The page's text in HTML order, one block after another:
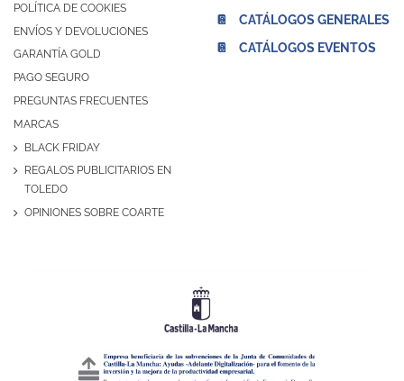
POLÍTICA DE COOKIES
ENVÍOS Y DEVOLUCIONES
GARANTÍA GOLD
PAGO SEGURO
PREGUNTAS FRECUENTES
MARCAS
BLACK FRIDAY
REGALOS PUBLICITARIOS EN
TOLEDO
OPINIONES SOBRE COARTE
📔 CATÁLOGOS GENERALES
📔 CATÁLOGOS EVENTOS